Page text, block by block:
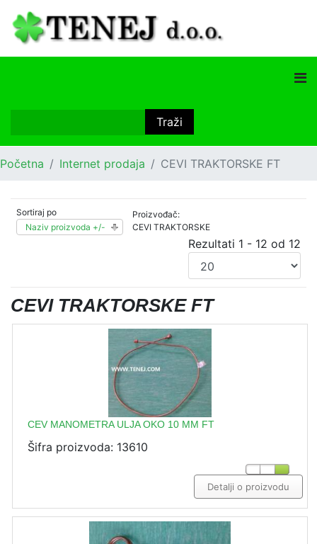
Početna Internet prodaja CEVI TRAKTORSKE FT
Sortiraj po
Naziv proizvoda +/-
Proizvođač:
CEVI TRAKTORSKE
Rezultati 1 - 12 od 12
CEVI TRAKTORSKE FT
CEV MANOMETRA ULJA OKO 10 MM FT
Šifra proizvoda: 13610
Detalji o proizvodu